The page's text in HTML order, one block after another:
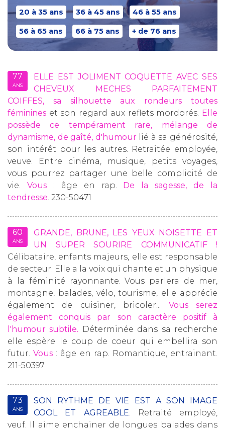
20 à 35 ans 36 à 45 ans 46 à 55 ans
56 à 65 ans 66 à 75 ans + de 76 ans
77
ANS
ELLE EST JOLIMENT COQUETTE AVEC SES
CHEVEUX MECHES PARFAITEMENT
COIFFES, sa silhouette aux rondeurs toutes
féminines et son regard aux reflets mordorés. Elle
possède ce tempérament rare, mélange de
dynamisme, de gaîté, d'humourlié à sa générosité,
son intérêt pour les autres. Retraitée employée,
veuve. Entre cinéma, musique, petits voyages,
vous pourrez partager une belle complicité de
vie. Vous: âge en rap.
De la sagesse, de la
tendresse. 230-50471
60
ANS
GRANDE, BRUNE, LES YEUX NOISETTE ET
UN SUPER SOURIRE COMMUNICATIF !
Célibataire, enfants majeurs, elle est responsable
de secteur. Elle a la voix qui chante et un physique
à la féminité rayonnante. Vous parlera de mer,
montagne, balades, vélo, tourisme, elle apprécie
également de cuisiner, bricoler... Vous serez
également conquis par son caractère positif à
l'humour subtile. Déterminée dans sa recherche
elle espère le coup de coeur qui embellira son
futur.Vous : âge en rap. Romantique, entrainant.
211-50397
73
ANS
SON RYTHME DE VIE EST A SON IMAGE
COOL ET AGREABLE. Retraité employé,
veuf. Il aime enchainer de longues balades dans